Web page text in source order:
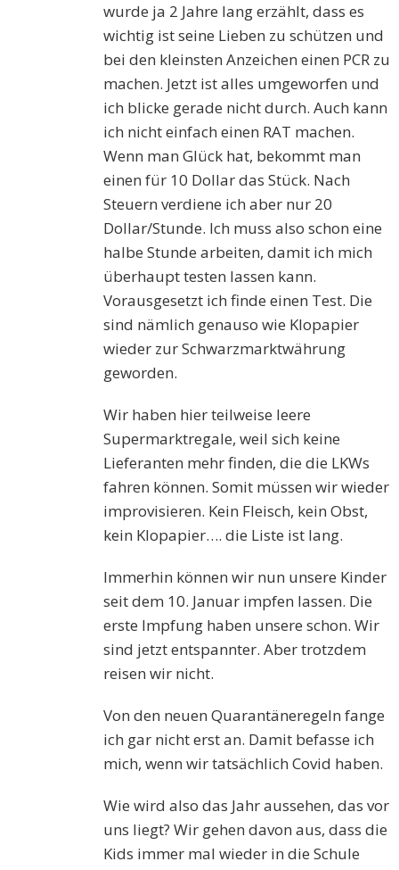
wurde ja 2 Jahre lang erzählt, dass es
wichtig ist seine Lieben zu schützen und
bei den kleinsten Anzeichen einen PCR zu
machen. Jetzt ist alles umgeworfen und
ich blicke gerade nicht durch. Auch kann
ich nicht einfach einen RAT machen.
Wenn man Glück hat, bekommt man
einen für 10 Dollar das Stück. Nach
Steuern verdiene ich aber nur 20
Dollar/Stunde. Ich muss also schon eine
halbe Stunde arbeiten, damit ich mich
überhaupt testen lassen kann.
Vorausgesetzt ich finde einen Test. Die
sind nämlich genauso wie Klopapier
wieder zur Schwarzmarktwährung
geworden.
Wir haben hier teilweise leere
Supermarktregale, weil sich keine
Lieferanten mehr finden, die die LKWs
fahren können. Somit müssen wir wieder
improvisieren. Kein Fleisch, kein Obst,
kein Klopapier…. die Liste ist lang.
Immerhin können wir nun unsere Kinder
seit dem 10. Januar impfen lassen. Die
erste Impfung haben unsere schon. Wir
sind jetzt entspannter. Aber trotzdem
reisen wir nicht.
Von den neuen Quarantäneregeln fange
ich gar nicht erst an. Damit befasse ich
mich, wenn wir tatsächlich Covid haben.
Wie wird also das Jahr aussehen, das vor
uns liegt? Wir gehen davon aus, dass die
Kids immer mal wieder in die Schule